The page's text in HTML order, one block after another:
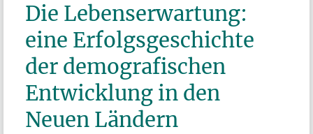
Die Lebenserwartung:
eine Erfolgsgeschichte
der demografischen
Entwicklung in den
Neuen Ländern